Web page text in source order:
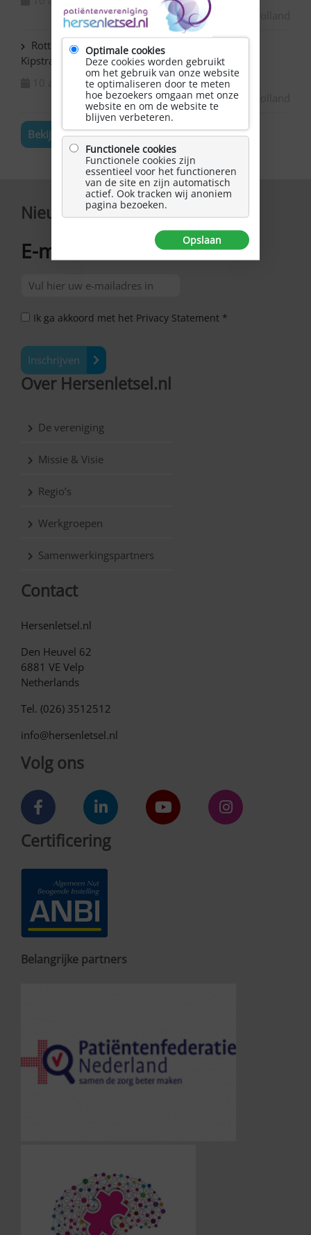
Rotterdam Centrum – NAH bijeenkomst in de
Kipstraat
10 augustus 2026
Zuid-Holland
Bekijk de volledige agenda
Nieuwsbrief
E-mailadres
Ik ga akkoord met het Privacy Statement *
Inschrijven
Over Hersenletsel.nl
De vereniging
Missie & Visie
Regio’s
Werkgroepen
Samenwerkingspartners
Contact
Hersenletsel.nl
Den Heuvel 62
6881 VE Velp
Netherlands
Tel. (026) 3512512
info@hersenletsel.nl
Volg ons
Certificering
Belangrijke partners
Optimale cookies
Deze cookies worden gebruikt
om het gebruik van onze website
te optimaliseren door te meten
hoe bezoekers omgaan met onze
website en om de website te
blijven verbeteren.
Functionele cookies
Functionele cookies zijn
essentieel voor het functioneren
van de site en zijn automatisch
actief. Ook tracken wij anoniem
pagina bezoeken.
Opslaan